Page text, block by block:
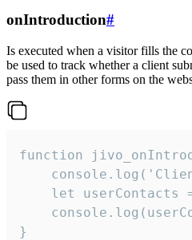
onIntroduction#
Is executed when a visitor fills the
be used to track whether a client
pass them in other forms on the
function
let userContacts
}